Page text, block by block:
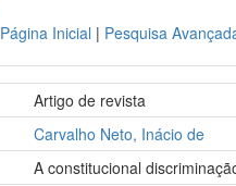
Página Inicial | Pesquisa
Artigo de revista
Carvalho Neto, Inácio de
A constitucional